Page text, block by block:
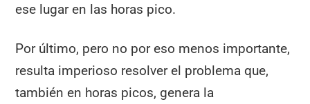
ese lugar en las horas pico.
Por último, pero no por eso menos importante,
resulta imperioso resolver el problema que,
también en horas picos, genera la